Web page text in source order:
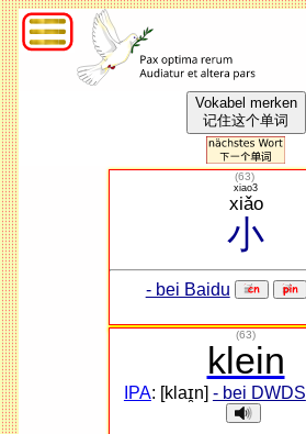
Vokabel merken
记住这个单词
(63)
小
xiǎo
xiao3
- bei Baidu
(63)
klein
IPA: [klaɪ̯n] - bei DWDS